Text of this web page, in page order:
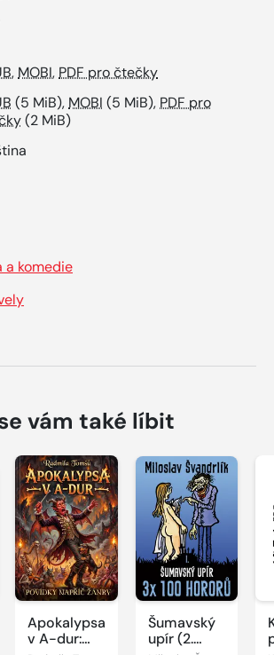
, MOBI, PDF pro čtečky
(5 MiB), MOBI (5 MiB), PDF pro
(2 MiB)
a komedie
vám také líbit
Apokalypsa
v A-dur:
Šumavský
upír (2.